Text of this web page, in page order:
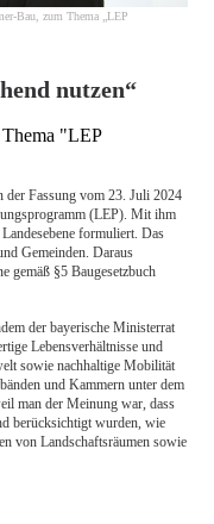
Bau, zum Thema „LEP
nutzen“
"LEP
der Fassung vom 23. Juli 2024
(LEP). Mit ihm
formuliert. Das
Gemeinden. Daraus
gemäß §5 Baugesetzbuch
der bayerische Ministerrat
Lebensverhältnisse und
sowie nachhaltige Mobilität
und Kammern unter dem
man der Meinung war, dass
berücksichtigt wurden, wie
von Landschaftsräumen sowie